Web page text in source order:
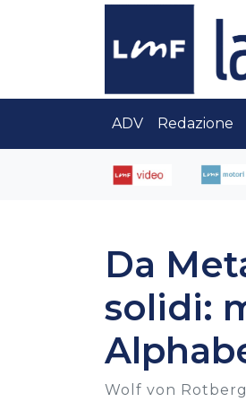
ADV Redazione
Da
solidi:
Wolf von